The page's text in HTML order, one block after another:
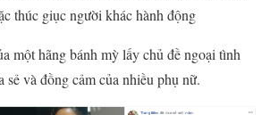
thúc giục người khác hành động
một hãng bánh mỳ lấy chủ đề ngoại tình
sẻ và đồng cảm của nhiều phụ nữ.